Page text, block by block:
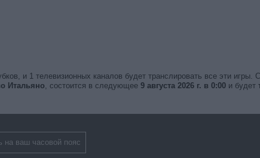
и 1 телевизионных каналов будет транслировать все эти игры.
Итальяно, состоится в следующее 9 августа 2026 г. в 0:00и будет
на ваш часовой пояс